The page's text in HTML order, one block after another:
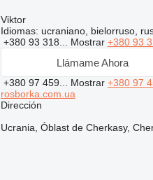
Viktor
Idiomas: ucraniano, bielorruso,
+380 93 318... Mostrar +380 93
Llámame Ahora
+380 97 459... Mostrar +380 97
rosborka.com.ua
Dirección
Ucrania, Óblast de Cherkasy,